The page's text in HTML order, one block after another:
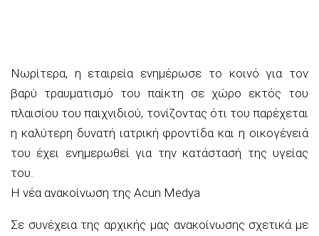
Νωρίτερα, η εταιρεία ενημέρωσε το κοινό για τον
βαρύ τραυματισμό του παίκτη σε χώρο εκτός του
πλαισίου του παιχνιδιού, τονίζοντας ότι του παρέχεται
η καλύτερη δυνατή ιατρική φροντίδα και η οικογένειά
του έχει ενημερωθεί για την κατάστασή της υγείας
του.
H νέα ανακοίνωση της Acun Medya
Σε συνέχεια της αρχικής μας ανακοίνωσης σχετικά με